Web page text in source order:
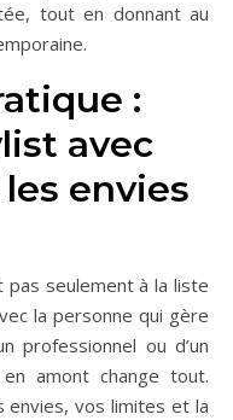
tout en donnant au
:
avec
envies
seulement à la liste
la personne qui gère
professionnel ou d’un
amont change tout.
envies, vos limites et la